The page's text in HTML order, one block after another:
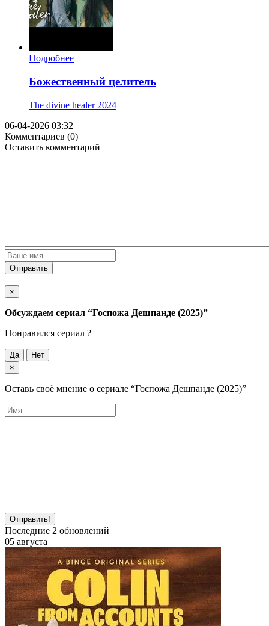
Подробнее
Божественный целитель
The divine healer 2024
06-04-2026 03:32
Комментариев (0)
Оставить комментарий
Отправить
×
Обсуждаем cериал “Госпожа Дешпанде (2025)”
Понравился cериал ?
Да
Нет
×
Оставь своё мнение о cериале “Госпожа Дешпанде (2025)”
Отправить!
Последние 2 обновлений
05 августа